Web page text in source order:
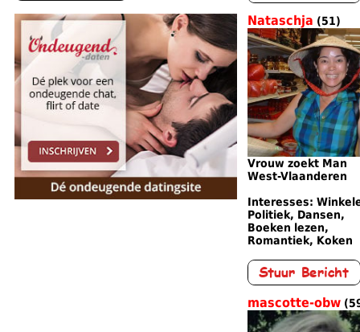
Nataschja (51)
Vrouw zoekt Man
West-Vlaanderen
Interesses:
Politiek, Dansen,
Boeken lezen,
Romantiek, Koken
mascotte-obw